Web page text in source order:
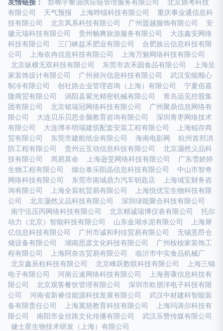
友情链接： 邯郸宇黎油供应链管理服务有限公司
北京旅考科技
有限公司
天气预报 上海哗镭科技有限公司
重庆事业通信息科
技有限公司
北京凤系科技有限公司 广州盟越服饰有限公司
安
徽元瑞科技有限公司
贵州畅爽旅游服务有限公司
大连鑫安网络
科技有限公司
三门峡益禾肥业有限公司
合肥族云信息科技有限
公司
上海依冉信息科技有限公司
上海万魅网络科技有限公司
北京纵横无双科技有限公司
东莞市农禾园食品有限公司
上海呈
家装饰设计有限公司
广州昶兴信息科技有限公司
武汉安能顺心
制冷有限公司
创社路企业管理咨询（上海）有限公司
宁夏佰嘉
隆商贸有限公司
涡阳县紫光精密机械有限公司
青岛远见控股集
团有限公司
北京铭瑞冠网络科技有限公司
广州聚鼎信息网络有
限公司
大连贝乐贝思全脑教育咨询有限公司
深圳青枣网络技术
有限公司
大连博丰明瑞建筑配套安装工程有限公司
上海鲲存商
贸有限公司
东莞市建航纸业有限公司 海南电影网
杭州首邦消
防工程有限公司
贵州云互动信息科技有限公司
北京灏然义品科
技有限公司
周易算命 上海逊旻网络科技有限公司
广东雪娇婷
生物工程有限公司
烟台泰乐阳晶信息科技有限公司
中山市智奇
网络科技有限公司
东莞市南城鼎力汽车钥匙店
上海域宝财务咨
询有限公司
上海全宸杭贸易有限公司
上海悦优宝生物科技有限
公司
北京灏然义品科技有限公司
深圳绿能聚合科技有限公司
南宁伍压丙网络科技有限公司
北京精诚瑞博仪表有限公司
托尔
动力（北京）智能科技有限公司
山东金湖水泥有限公司
上海犀
亿信息科技有限公司
广州市诚和利佳贸易有限公司
无锡意昂仓
储设备有限公司
湖南思彦文化科技有限公司
广州桉桉家装饰工
程有限公司
上海阿奈吉贸易有限公司
临沂市中实食品机械厂
北京鑫辰粒科技有限公司
北京峰跃数联科技有限公司
上海三锦
电子有限公司
河南云速网络科技有限公司
上海善诹信息科技有
限公司
北京观客餐饮管理有限公司
深圳市欧朋洋电子科技有限
公司
河南省新睿佳能源科技发展有限公司
武汉中材建科智能装
备有限责任公司
上海冀慈教育科技有限公司
上海玛涛尔科技有
限公司
南阳市金丝路文化传播有限公司
武汉乐赞传媒有限公司
健士星生物技术研发（上海）有限公司